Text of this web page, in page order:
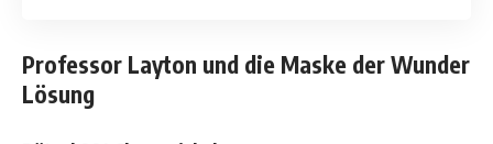
Professor Layton und die Maske der Wunder
Lösung